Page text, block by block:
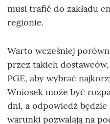
musi trafić do zakładu
regionie.
Warto wcześniej
przez takich
PGE, aby wybrać
Wniosek może być
dni, a odpowiedź
warunki pozwalają na